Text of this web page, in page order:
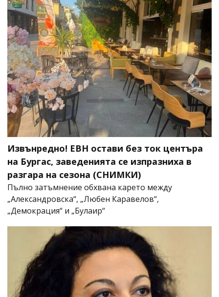
Извънредно! ЕВН остави без ток центъра
на Бургас, заведенията се изпразниха в
разгара на сезона (СНИМКИ)
Пълно затъмнение обхвана карето между
„Александровска“, „Любен Каравелов“,
„Демокрация“ и „Булаир“